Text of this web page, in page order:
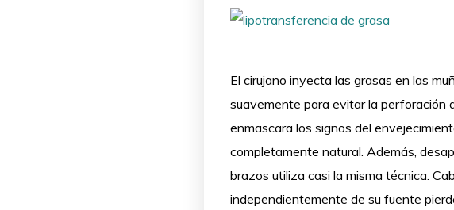
El cirujano inyecta las grasas en las
suavemente para evitar la perforación
enmascara los signos del
completamente natural. Además,
brazos utiliza casi la misma técnica.
independientemente de su fuente